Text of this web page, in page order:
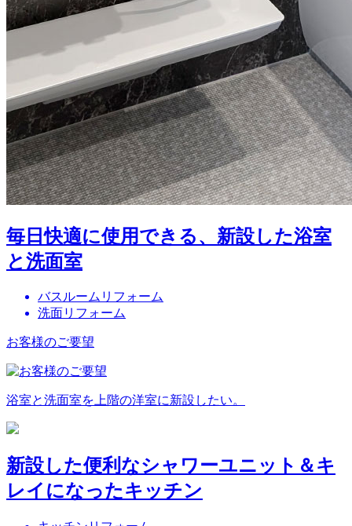
毎日快適に使用できる、新設した浴室
と洗面室
バスルームリフォーム
洗面リフォーム
お客様のご要望
浴室と洗面室を上階の洋室に新設したい。
新設した便利なシャワーユニット＆キ
レイになったキッチン